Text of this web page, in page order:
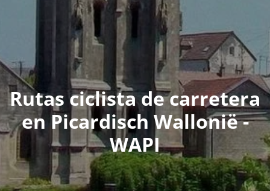
Rutas ciclista de carretera
en Picardisch Wallonië -
WAPI